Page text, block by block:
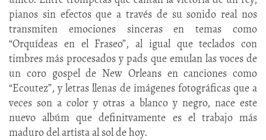
pianos sin efectos que a través de su sonido real nos
transmiten emociones sinceras en temas como
“Orquídeas en el Fraseo”, al igual que teclados con
timbres más procesados y pads que emulan las voces de
un coro gospel de New Orleans en canciones como
“Ecoutez”, y letras llenas de imágenes fotográficas que a
veces son a color y otras a blanco y negro, nace este
nuevo albúm que definitvamente es el trabajo más
maduro del artista al sol de hoy.